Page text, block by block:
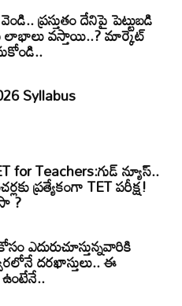
ప్రస్తుతం దేనిపై పెట్టుబడి
లాభాలు వస్తాయి..? మార్కెట్
Syllabus
for Teachers:గుడ్ న్యూస్..
ప్రత్యేకంగా TET పరీక్ష!
?
ఎదురుచూస్తున్నవారికి
దరఖాస్తులు.. ఈ